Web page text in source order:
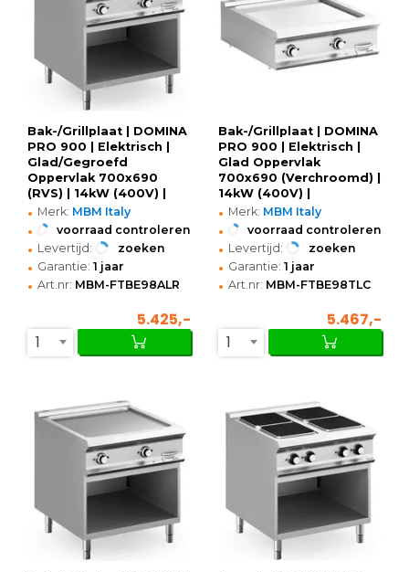
Bak-/Grillplaat | DOMINA
PRO 900 | Elektrisch |
Glad/Gegroefd
Oppervlak 700x690
(RVS) | 14kW (400V) |
Open Onderkast |
800x900x850(h)mm
• Merk: MBM Italy
• voorraad controleren
• Levertijd: zoeken
• Garantie: 1 jaar
• Art.nr: MBM-FTBE98ALR
5.425,-
1
Bak-/Grillplaat | DOMINA
PRO 900 | Elektrisch |
Glad Oppervlak
700x690 (Verchroomd) |
14kW (400V) |
800x900x250(h)mm
• Merk: MBM Italy
• voorraad controleren
• Levertijd: zoeken
• Garantie: 1 jaar
• Art.nr: MBM-FTBE98TLC
5.467,-
1